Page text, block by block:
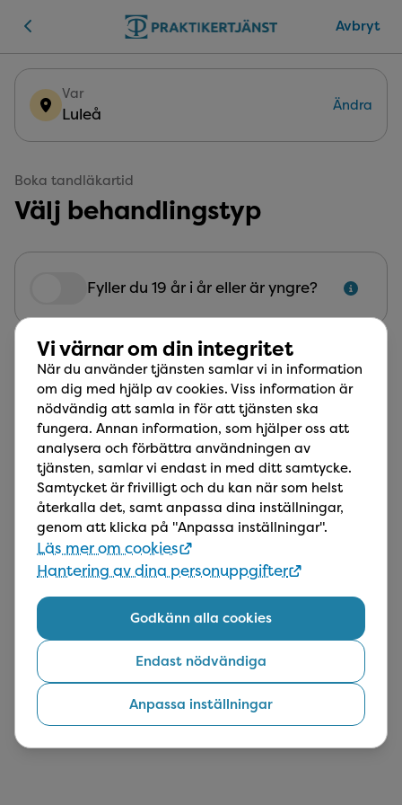
Avbryt
Var
Luleå
Ändra
Boka tandläkartid
Välj behandlingstyp
Fyller du 19 år i år eller är yngre?
Undersökning
Inkluderar diagnostik av karies, tandkött,
munslemhinna och käkfunktion. Vi tar som
regel röntgenbilder. Vid åtgärd under besöket
tillkommer kostnad.
Akut
Vi undersöker och bedömer alternativ för
smärtlindring samt behandling av dina besvär.
Kostnad för fortsatt behandling utöver
akutundersökningen tillkommer. Tandläkaren
Fortsätt
Vi värnar om din integritet
När du använder tjänsten samlar vi in information
om dig med hjälp av cookies. Viss information är
nödvändig att samla in för att tjänsten ska
fungera. Annan information, som hjälper oss att
analysera och förbättra användningen av
tjänsten, samlar vi endast in med ditt samtycke.
Samtycket är frivilligt och du kan när som helst
återkalla det, samt anpassa dina inställningar,
genom att klicka på "Anpassa inställningar".
Läs mer om cookies
Hantering av dina personuppgifter
Godkänn alla cookies
Endast nödvändiga
Anpassa inställningar